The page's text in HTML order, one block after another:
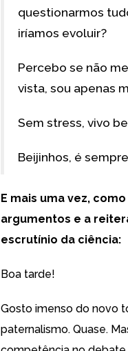
questionarmos
iríamos evoluir?
Percebo se não
vista, sou apenas
Sem stress, vivo
Beijinhos, é
E mais uma vez,
argumentos e a
escrutínio da ciência:
Boa tarde!
Gosto imenso do novo
paternalismo. Quase.